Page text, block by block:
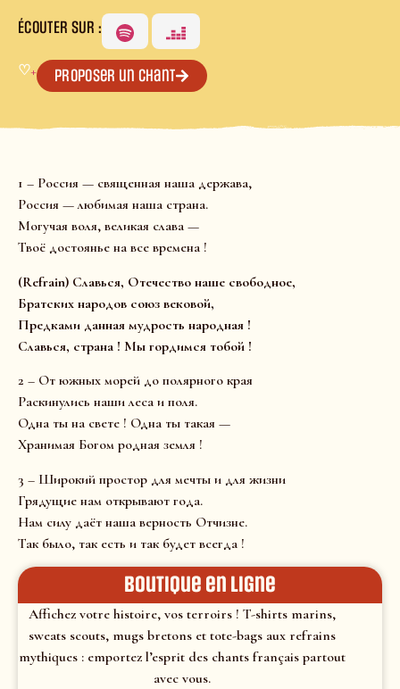
ÉCOUTER SUR :
♡+ Proposer un chant
1 – Россия — священная наша держава,
Россия — любимая наша страна.
Могучая воля, великая слава —
Твоё достоянье на все времена !
(Refrain) Славься, Отечество наше свободное,
Братских народов союз вековой,
Предками данная мудрость народная !
Славься, страна ! Мы гордимся тобой !
2 – От южных морей до полярного края
Раскинулись наши леса и поля.
Одна ты на свете ! Одна ты такая —
Хранимая Богом родная земля !
3 – Широкий простор для мечты и для жизни
Грядущие нам открывают года.
Нам силу даёт наша верность Отчизне.
Так было, так есть и так будет всегда !
Boutique en ligne
Affichez votre histoire, vos terroirs ! T-shirts marins,
sweats scouts, mugs bretons et tote-bags aux refrains
mythiques : emportez l’esprit des chants français partout
avec vous.